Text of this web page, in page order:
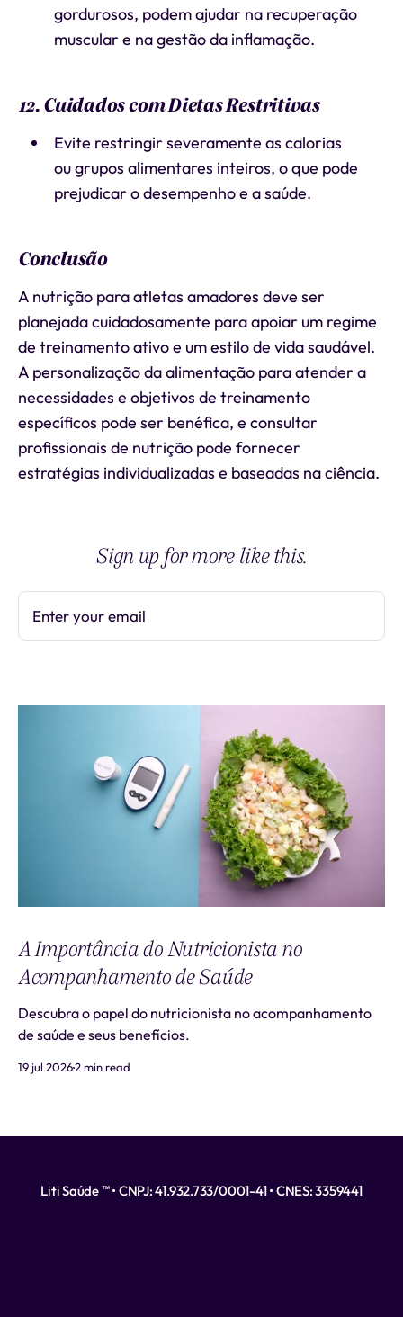
gordurosos, podem ajudar na recuperação
muscular e na gestão da inflamação.
12. Cuidados com Dietas Restritivas
Evite restringir severamente as calorias
ou grupos alimentares inteiros, o que pode
prejudicar o desempenho e a saúde.
Conclusão
A nutrição para atletas amadores deve ser
planejada cuidadosamente para apoiar um regime
de treinamento ativo e um estilo de vida saudável.
A personalização da alimentação para atender a
necessidades e objetivos de treinamento
específicos pode ser benéfica, e consultar
profissionais de nutrição pode fornecer
estratégias individualizadas e baseadas na ciência.
Sign up for more like this.
Enter your email
A Importância do Nutricionista no
Acompanhamento de Saúde
Descubra o papel do nutricionista no acompanhamento
de saúde e seus benefícios.
19 jul 20262 min read
Liti Saúde ™ • CNPJ: 41.932.733/0001-41 • CNES: 3359441